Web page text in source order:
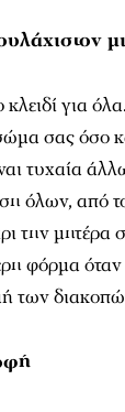
κλειδί για
σας όσο
τυχαία
όλων, από
την μητέρα
φόρμα όταν
των